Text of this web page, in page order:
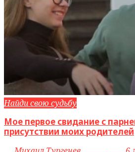
Найди свою судьбу
Мое первое свидание с
присутствии моих родителей